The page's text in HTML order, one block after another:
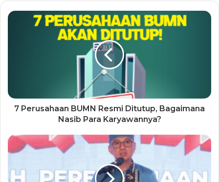
7 Perusahaan BUMN Resmi Ditutup, Bagaimana
Nasib Para Karyawannya?